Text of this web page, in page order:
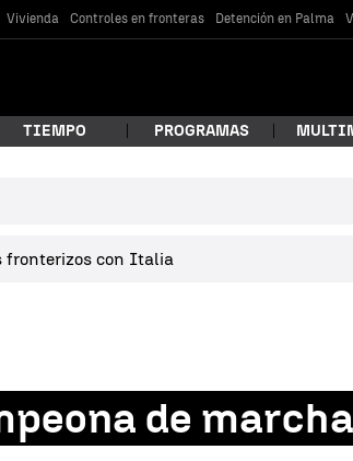
Vivienda Controles en fronteras Detención en Palma
TIEMPO PROGRAMAS
fronterizos con Italia
de